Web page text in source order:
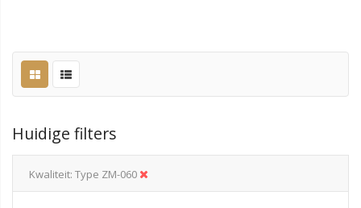
Huidige filters
Kwaliteit Type ZM-060